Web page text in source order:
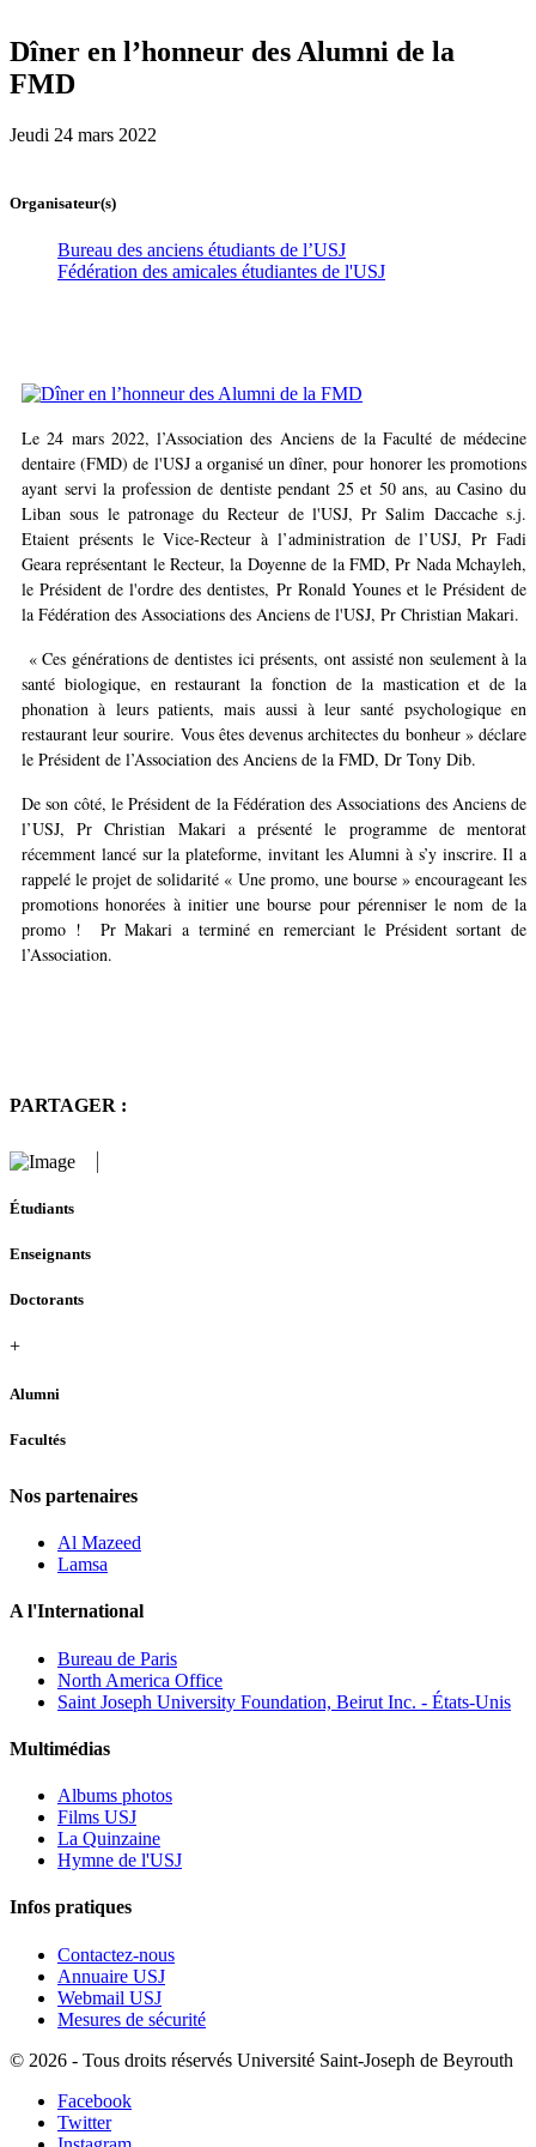
Dîner en l’honneur des Alumni de la
FMD
Jeudi 24 mars 2022
Organisateur(s)
Bureau des anciens étudiants de l’USJ
Fédération des amicales étudiantes de l'USJ
Le 24 mars 2022, l’Association des Anciens de la Faculté de médecine
dentaire (FMD) de l'USJ a organisé un dîner, pour honorer les promotions
ayant servi la profession de dentiste pendant 25 et 50 ans, au Casino du
Liban sous le patronage du Recteur de l'USJ, Pr Salim Daccache s.j.
Etaient présents le Vice-Recteur à l’administration de l’USJ, Pr Fadi
Geara représentant le Recteur, la Doyenne de la FMD, Pr Nada Mchayleh,
le Président de l'ordre des dentistes, Pr Ronald Younes et le Président de
la Fédération des Associations des Anciens de l'USJ, Pr Christian Makari.
« Ces générations de dentistes ici présents, ont assisté non seulement à la
santé biologique, en restaurant la fonction de la mastication et de la
phonation à leurs patients, mais aussi à leur santé psychologique en
restaurant leur sourire. Vous êtes devenus architectes du bonheur » déclare
le Président de l’Association des Anciens de la FMD, Dr Tony Dib.
De son côté, le Président de la Fédération des Associations des Anciens de
l’USJ, Pr Christian Makari a présenté le programme de mentorat
récemment lancé sur la plateforme, invitant les Alumni à s’y inscrire. Il a
rappelé le projet de solidarité « Une promo, une bourse » encourageant les
promotions honorées à initier une bourse pour pérenniser le nom de la
promo ! Pr Makari a terminé en remerciant le Président sortant de
l’Association.
PARTAGER :
Étudiants
Enseignants
Doctorants
+
Alumni
Facultés
Nos partenaires
Al Mazeed
Lamsa
A l'International
Bureau de Paris
North America Office
Saint Joseph University Foundation, Beirut Inc. - États-Unis
Multimédias
Albums photos
Films USJ
La Quinzaine
Hymne de l'USJ
Infos pratiques
Contactez-nous
Annuaire USJ
Webmail USJ
Mesures de sécurité
© 2026 - Tous droits réservés Université Saint-Joseph de Beyrouth
Facebook
Twitter